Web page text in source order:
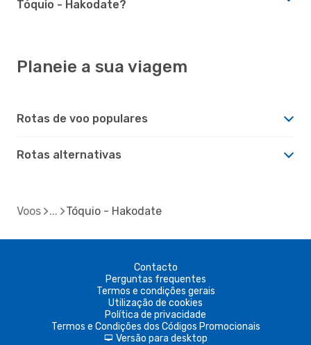
Tóquio - Hakodate?
Planeie a sua viagem
Rotas de voo populares
Rotas alternativas
Voos Tóquio - Hakodate
Contacto
Perguntas frequentes
Termos e condições gerais
Utilização de cookies
Política de privacidade
Termos e Condições dos Códigos Promocionais
d Versão para desktop